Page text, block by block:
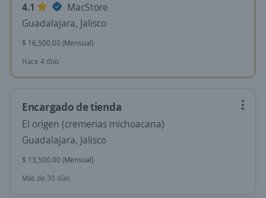
4.1
MacStore
Guadalajara, Jalisco
$ 16,500.00 (Mensual)
Hace 4 días
Encargado de tienda
El origen (cremerias michoacana)
Guadalajara, Jalisco
$ 13,500.00 (Mensual)
Más de 30 días